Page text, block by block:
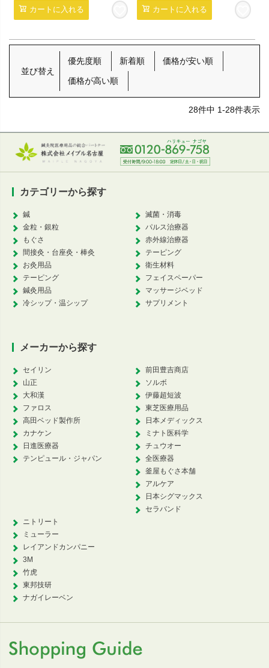
カートに入れる カートに入れる
並び替え
優先度順 新着順 価格が安い順
価格が高い順
28件中 1-28件表示
カテゴリーから探す
鍼
金粒・銀粒
もぐさ
間接灸・台座灸・棒灸
お灸用品
テーピング
鍼灸用品
冷シップ・温シップ
滅菌・消毒
パルス治療器
赤外線治療器
テーピング
衛生材料
フェイスペーパー
マッサージベッド
サプリメント
メーカーから探す
セイリン
山正
大和漢
ファロス
高田ベッド製作所
カナケン
日進医療器
テンピュール・ジャパン
前田豊吉商店
ソルボ
伊藤超短波
東芝医療用品
日本メディックス
ミナト医科学
チュウオー
全医療器
釜屋もぐさ本舗
アルケア
日本シグマックス
セラバンド
ニトリート
ミューラー
レイアンドカンパニー
3M
竹虎
東邦技研
ナガイレーベン